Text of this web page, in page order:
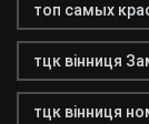
топ самых
тцк вінниця
тцк вінниця